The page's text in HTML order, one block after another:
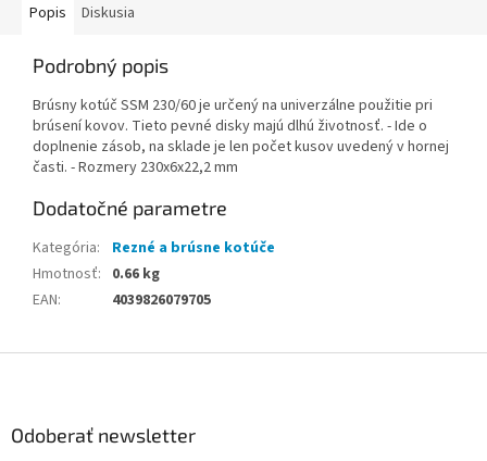
Popis
Diskusia
Podrobný popis
Brúsny kotúč SSM 230/60 je určený na univerzálne použitie pri
brúsení kovov. Tieto pevné disky majú dlhú životnosť. - Ide o
doplnenie zásob, na sklade je len počet kusov uvedený v hornej
časti. - Rozmery 230x6x22,2 mm
Dodatočné parametre
Kategória:
Rezné a brúsne kotúče
Hmotnosť: 0.66 kg
EAN: 4039826079705
Odoberať newsletter